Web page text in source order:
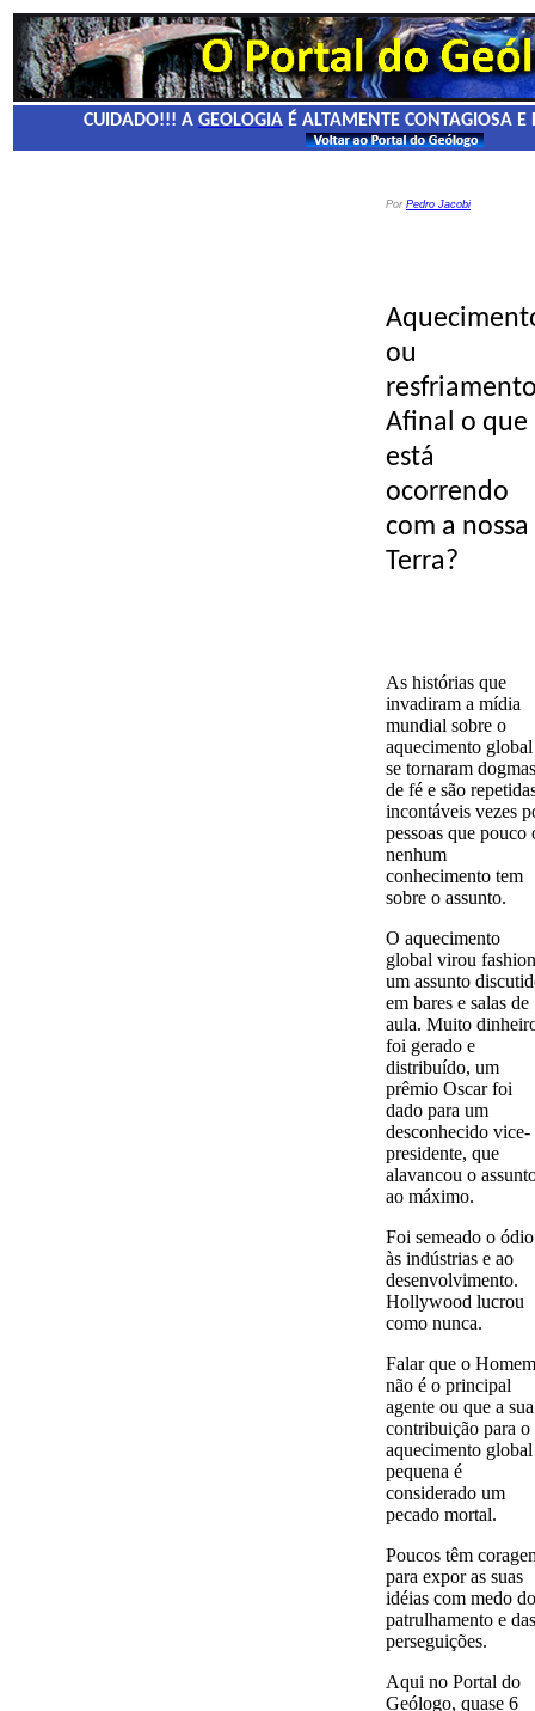
CUIDADO!!! A GEOLOGIA É ALTAMENTE CONTAGIOSA E
Por Pedro Jacobi
ou
Afinal o que
está
ocorrendo
com a nossa
Terra?
As histórias que
invadiram a mídia
mundial sobre o
aquecimento global
se tornaram dogmas
de fé e são
incontáveis vezes
pessoas que pouco
nenhum
conhecimento tem
sobre o assunto.
O aquecimento
global virou
um assunto
em bares e salas de
aula. Muito
foi gerado e
distribuído, um
prêmio Oscar foi
dado para um
desconhecido vice-
presidente, que
alavancou o
ao máximo.
Foi semeado o ódio
às indústrias e ao
desenvolvimento.
Hollywood lucrou
como nunca.
Falar que o Homem
não é o principal
agente ou que a sua
contribuição para o
aquecimento global
pequena é
considerado um
pecado mortal.
Poucos têm
para expor as suas
idéias com medo do
patrulhamento e das
perseguições.
Aqui no Portal do
Geólogo, quase 6